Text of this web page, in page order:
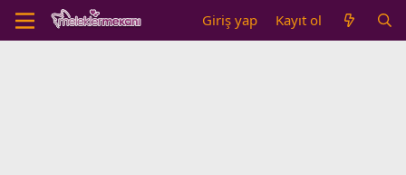
Giriş yap Kayıt ol